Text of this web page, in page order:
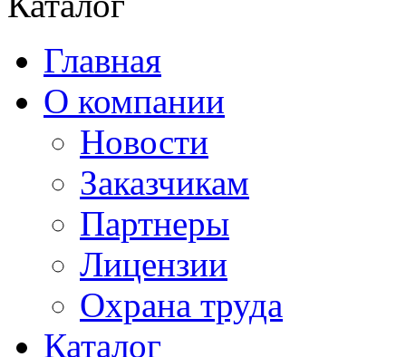
Главная
О компании
Новости
Заказчикам
Партнеры
Лицензии
Охрана труда
Каталог